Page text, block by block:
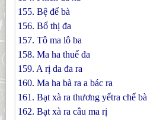
155. Bệ để bà
156. Bổ thị đa
157. Tô ma lô ba
158. Ma ha thuế đa
159. A rị da đa ra
160. Ma ha bà ra a bác ra
161. Bạt xà ra thương yếtra chế bà
162. Bạt xà ra câu ma rị